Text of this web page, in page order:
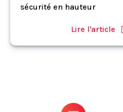
sécurité en hauteur
Lire l'article